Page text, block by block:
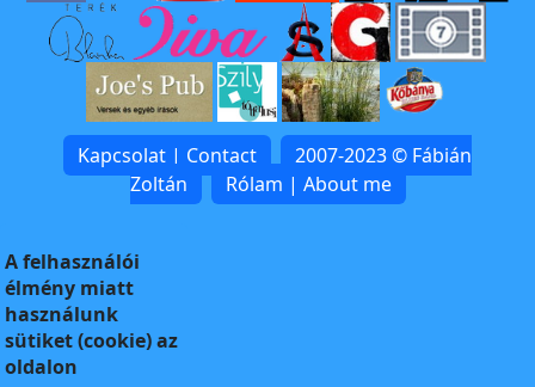
Kapcsolat | Contact
2007-2023 © Fábián
Zoltán
Rólam | About me
A felhasználói
élmény miatt
használunk
sütiket (cookie) az
oldalon